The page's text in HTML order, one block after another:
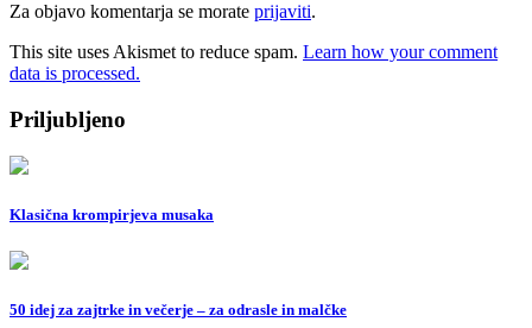
Za objavo komentarja se morate prijaviti.
This site uses Akismet to reduce spam. Learn how your comment
data is processed.
Priljubljeno
Klasična krompirjeva musaka
50 idej za zajtrke in večerje – za odrasle in malčke